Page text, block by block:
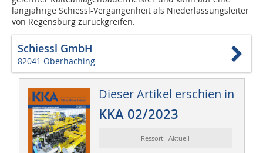
langjährige Schiessl-Vergangenheit als Niederlassungsleiter
von Regensburg zurückgreifen.
Schiessl GmbH
82041 Oberhaching
Dieser Artikel erschien in
KKA 02/2023
Ressort: Aktuell